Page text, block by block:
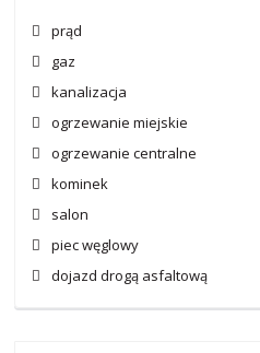
prąd
gaz
kanalizacja
ogrzewanie miejskie
ogrzewanie centralne
kominek
salon
piec węglowy
dojazd drogą asfaltową